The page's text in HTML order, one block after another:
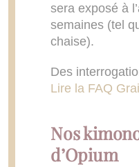
sera exposé à
semaines (tel
chaise).
Des
Lire la FAQ
Nos
d’Opium